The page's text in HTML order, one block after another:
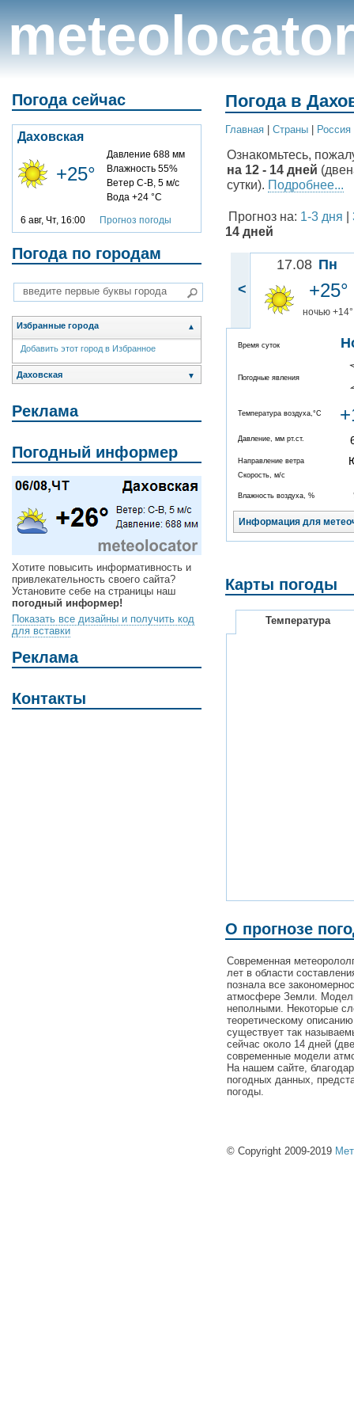
meteolocator
Погода сейчас
Даховская
+25°
Давление 688 мм
Влажность 55%
Ветер С-В, 5 м/с
Вода +24 °C
6 авг, Чт, 16:00 Прогноз погоды
Погода по городам
Избранные города ▲
Добавить этот город в Избранное
Даховская ▼
Реклама
Погодный информер
Хотите повысить информативность и
привлекательность своего сайта?
Установите себе на страницы наш
погодный информер!
Показать все дизайны и получить код
для вставки
Реклама
Контакты
Погода в
Главная Cтраны Россия
Ознакомьтесь,
на 12 - 14 дней
сутки). Подробнее...
Прогноз на: 1-3 дня
14 дней
<
17.08 Пн
+25°
ночью +14°
Время суток
Погодные явления
Температура воздуха,°C
Давление, мм рт.ст.
Направление ветра
Скорость, м/с
Влажность воздуха, %
Информация для
Карты погоды
Температура
О прогнозе
Современная
лет в области
познала все
атмосфере Земли.
неполными. Некоторые
теоретическому
существует так
сейчас около 14 дней
современные модели
На нашем сайте,
погодных данных,
погоды.
© Copyright 2009-2019